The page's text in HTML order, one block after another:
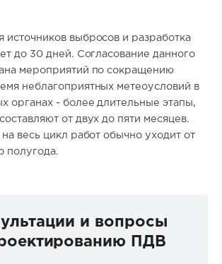
источников выбросов и разработка
до 30 дней. Согласование данного
мероприятий по сокращению
неблагоприятных метеоусловий в
органах - более длительные этапы,
от двух до пяти месяцев.
весь цикл работ обычно уходит от
полугода.
и вопросы
ПДВ